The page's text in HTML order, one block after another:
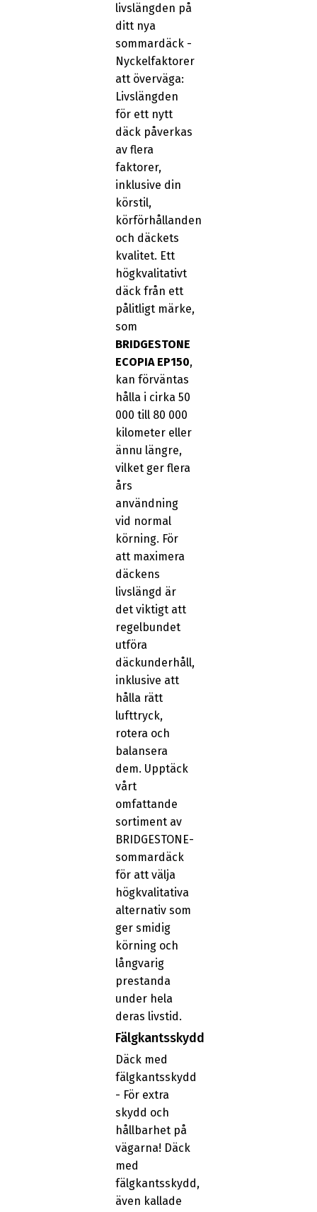
livslängden på
ditt nya
sommardäck -
Nyckelfaktorer
att överväga:
Livslängden
för ett nytt
däck påverkas
av flera
faktorer,
inklusive din
körstil,
körförhållanden
och däckets
kvalitet. Ett
högkvalitativt
däck från ett
pålitligt märke,
som
BRIDGESTONE
ECOPIA EP150,
kan förväntas
hålla i cirka 50
000 till 80 000
kilometer eller
ännu längre,
vilket ger flera
års
användning
vid normal
körning. För
att maximera
däckens
livslängd är
det viktigt att
regelbundet
utföra
däckunderhåll,
inklusive att
hålla rätt
lufttryck,
rotera och
balansera
dem. Upptäck
vårt
omfattande
sortiment av
BRIDGESTONE-
sommardäck
för att välja
högkvalitativa
alternativ som
ger smidig
körning och
långvarig
prestanda
under hela
deras livstid.
Fälgkantsskydd
Däck med
fälgkantsskydd
- För extra
skydd och
hållbarhet på
vägarna! Däck
med
fälgkantsskydd,
även kallade